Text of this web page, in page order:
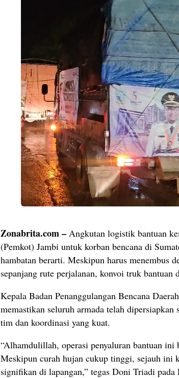
Zonabrita.com – Angkutan logistik bantuan
(Pemkot) Jambi untuk korban bencana di
hambatan berarti. Meskipun harus menembus
sepanjang rute perjalanan, konvoi truk bantuan
​Kepala Badan Penanggulangan Bencana
memastikan seluruh armada telah
tim dan koordinasi yang kuat.
“Alhamdulillah, operasi penyaluran bantuan
Meskipun curah hujan cukup tinggi, sejauh ini
signifikan di lapangan,” tegas Doni Triadi pada